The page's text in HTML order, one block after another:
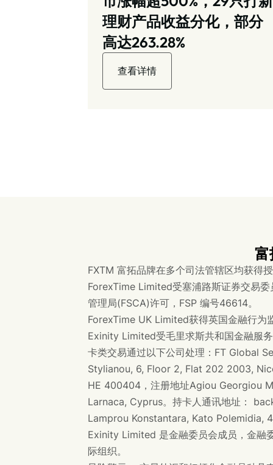
理财产品收益分化，部分
高达263.28%
查看详情
富
FXTM 富拓品牌在多个司法管辖区均获得
ForexTime Limited受塞浦路斯证券交易
管理局(FSCA)许可，FSP 编号46614。
ForexTime UK Limited获得英国金融行为
Exinity Limited受毛里求斯共和国金融服
卡类交易通过以下公司处理：FT Global
Stylianou, 6, Floor 2, Flat 202 2003,
HE 400404，注册地址Agiou Georgiou
Larnaca, Cyprus。持卡人通讯地址：
Lamprou Konstantara, Kato Polemidia,
Exinity Limited 是金融委员会成员，金融
际组织。